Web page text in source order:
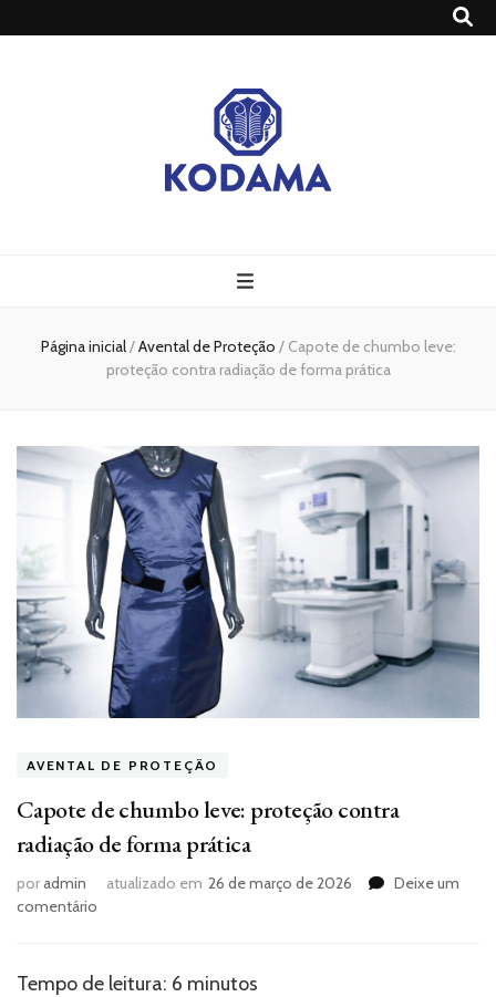
Página inicial/Avental de Proteção / Capote de chumbo leve:
proteção contra radiação de forma prática
AVENTAL DE PROTEÇÃO
Capote de chumbo leve: proteção contra
radiação de forma prática
poradmin atualizado em 26 de março de 2026
Deixe um
comentário
chumbo
Tempo de leitura: 6 minutos